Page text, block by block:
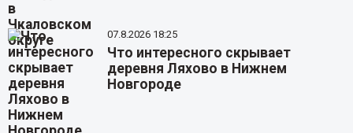
07.8.2026 18:25
Что интересного скрывает
деревня Ляхово в Нижнем
Новгороде